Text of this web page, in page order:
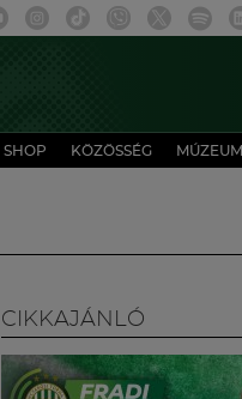
SHOP KÖZÖSSÉG MÚZEUM
CIKKAJÁNLÓ